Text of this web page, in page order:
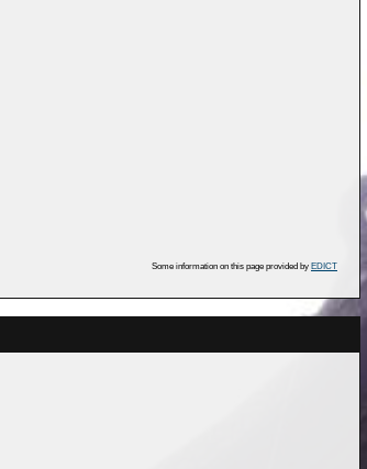
Some information on this page provided by EDICT